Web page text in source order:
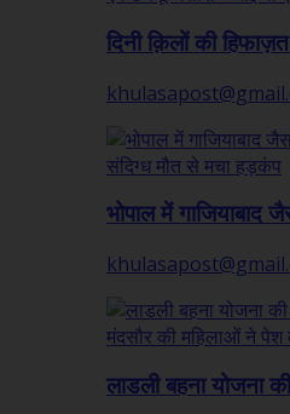
दिनी क़िलों की
भोपाल में गाजियाबाद
लाडली बहना योजना